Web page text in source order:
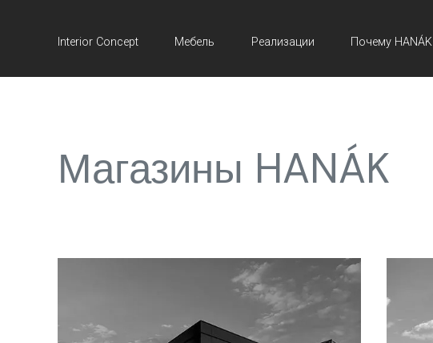
Interior Concept Мебель Реализации Почему HANÁK
Магазины HANÁK